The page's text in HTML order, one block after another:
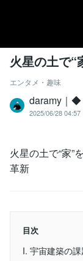
火星の土で“
エンタメ・趣味
daramy｜◆
2025/06/28 04:57
火星の土で“家”
革新
目次
I. 宇宙建築の